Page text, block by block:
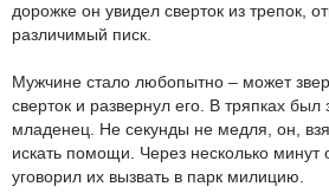
дорожке он увидел сверток из трепок,
различимый писк.
Мужчине стало любопытно – может
сверток и развернул его. В тряпках
младенец. Не секунды не медля, он,
искать помощи. Через несколько минут
уговорил их вызвать в парк милицию.